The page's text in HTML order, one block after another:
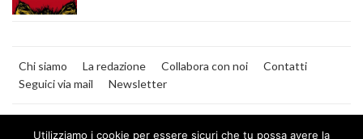
Chi siamo La redazione Collabora con noi
Contatti
Seguici via mail
Newsletter
Utilizziamo i cookie per essere sicuri che tu possa avere la